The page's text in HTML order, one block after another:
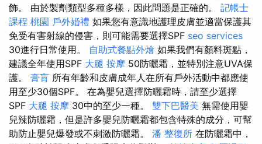
飾。 由於製劑類型多種多樣，因此問題是正確的。 記帳士
課程 桃園 戶外婚禮 如果您有意識地護理皮膚並適當保護其
免受有害射線的侵害，則可能需要選擇SPF seo services
30進行日常使用。 自助式餐點外燴 如果我們有顏料斑點，
建議全年使用SPF 大腿 按摩 50防曬霜，並特別注意UVA保
護。 膏肓 所有年齡和皮膚成年人在所有戶外活動中都應使
用至少30個SPF。 在為嬰兒選擇防曬霜時，請至少選擇
SPF 大腿 按摩 30中的至少一種。 雙下巴醫美 無需使用嬰
兒辣防曬霜，但是許多嬰兒防曬霜都包含特殊的成分，可幫
助防止嬰兒爆發或不刺激防曬霜。 潘 整復所 在防曬霜中，